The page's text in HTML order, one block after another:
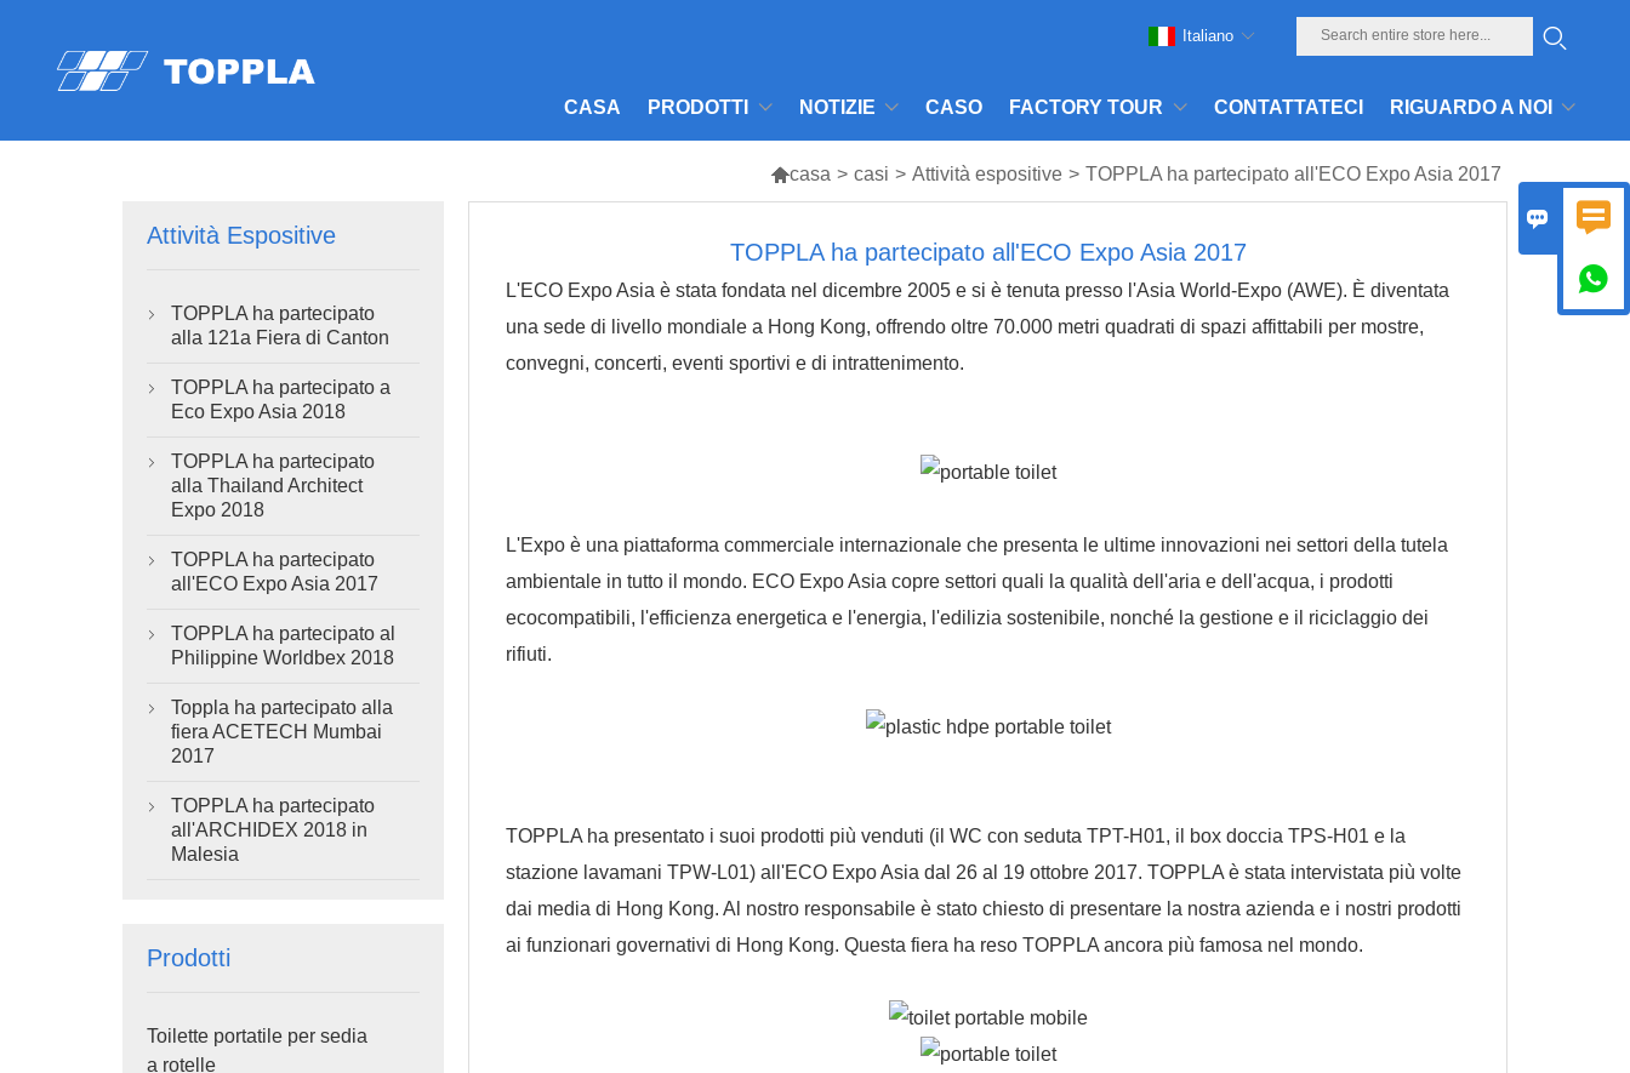
CASA PRODOTTI NOTIZIE CASO FACTORY TOUR CONTATTATECI RIGUARDO A NOI
Italiano
casa > casi > Attività espositive > TOPPLA ha partecipato all'ECO Expo Asia 2017
Attività Espositive

TOPPLA ha partecipato
alla 121a Fiera di Canton

TOPPLA ha partecipato a
Eco Expo Asia 2018

TOPPLA ha partecipato
alla Thailand Architect
Expo 2018

TOPPLA ha partecipato
all'ECO Expo Asia 2017

TOPPLA ha partecipato al
Philippine Worldbex 2018

Toppla ha partecipato alla
fiera ACETECH Mumbai
2017

TOPPLA ha partecipato
all'ARCHIDEX 2018 in
Malesia
Prodotti
Toilette portatile per sedia
a rotelle
TOPPLA ha partecipato all'ECO Expo Asia 2017
L'ECO Expo Asia è stata fondata nel dicembre 2005 e si è tenuta presso l'Asia World-Expo (AWE). È diventata
una sede di livello mondiale a Hong Kong, offrendo oltre 70.000 metri quadrati di spazi affittabili per mostre,
convegni, concerti, eventi sportivi e di intrattenimento.
L'Expo è una piattaforma commerciale internazionale che presenta le ultime innovazioni nei settori della tutela
ambientale in tutto il mondo. ECO Expo Asia copre settori quali la qualità dell'aria e dell'acqua, i prodotti
ecocompatibili, l'efficienza energetica e l'energia, l'edilizia sostenibile, nonché la gestione e il riciclaggio dei
rifiuti.
TOPPLA ha presentato i suoi prodotti più venduti (il WC con seduta TPT-H01, il box doccia TPS-H01 e la
stazione lavamani TPW-L01) all'ECO Expo Asia dal 26 al 19 ottobre 2017. TOPPLA è stata intervistata più volte
dai media di Hong Kong. Al nostro responsabile è stato chiesto di presentare la nostra azienda e i nostri prodotti
ai funzionari governativi di Hong Kong. Questa fiera ha reso TOPPLA ancora più famosa nel mondo.
 
